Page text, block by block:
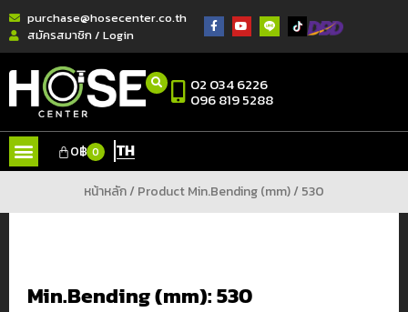
purchase@hosecenter.co.th
สมัครสมาชิก / Login
02 034 6226
096 819 5288
0฿ 0 TH
หน้าหลัก/ Product Min.Bending (mm) / 530
Min.Bending (mm):530